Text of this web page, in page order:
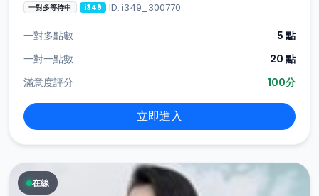
一對多等待中 i349 ID: i349_300770
一對多點數
5 點
一對一點數
20 點
滿意度評分
100分
立即進入
在線